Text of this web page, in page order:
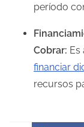
período
Cobrar: Es
financiar
recursos